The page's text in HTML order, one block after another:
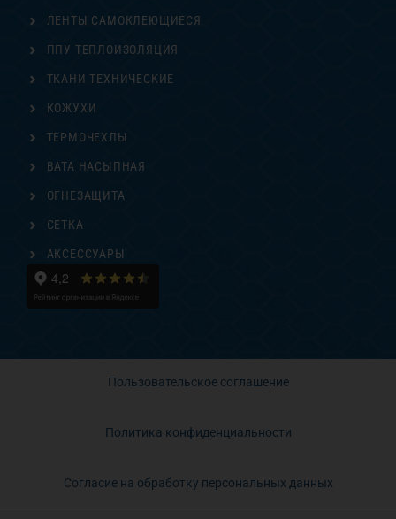
ЛЕНТЫ САМОКЛЕЮЩИЕСЯ
ППУ ТЕПЛОИЗОЛЯЦИЯ
ТКАНИ ТЕХНИЧЕСКИЕ
КОЖУХИ
ТЕРМОЧЕХЛЫ
ВАТА НАСЫПНАЯ
ОГНЕЗАЩИТА
СЕТКА
АКСЕССУАРЫ
Пользовательское соглашение
Политика конфиденциальности
Согласие на обработку персональных данных